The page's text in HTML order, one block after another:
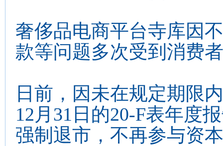
奢侈品电商平台寺库因
款等问题多次受到消费
日前，因未在规定期限
12月31日的20-F表年度
强制退市，不再参与资